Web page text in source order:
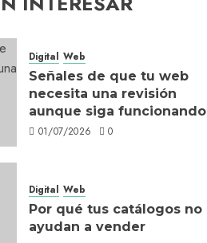
Digital Web
Señales de que tu web
necesita una revisión
aunque siga funcionando
01/07/2026 0
Digital Web
Por qué tus catálogos no
ayudan a vender